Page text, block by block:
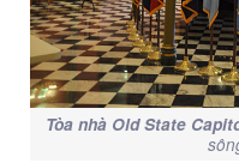
Tòa nhà Old State